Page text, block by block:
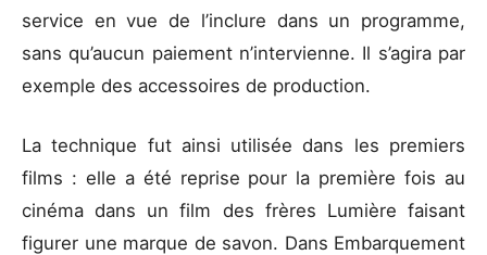
service en vue de l’inclure dans un programme,
sans qu’aucun paiement n’intervienne. Il s’agira par
exemple des accessoires de production.
La technique fut ainsi utilisée dans les premiers
films : elle a été reprise pour la première fois au
cinéma dans un film des frères Lumière faisant
figurer une marque de savon. Dans Embarquement